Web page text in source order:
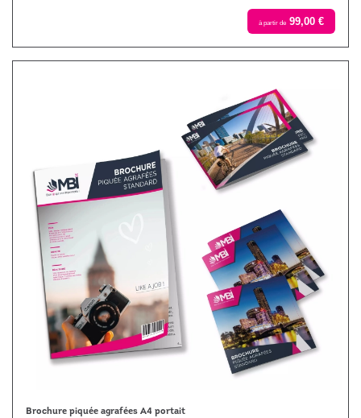
à partir de 99,00 €
Brochure piquée agrafées A4 portait